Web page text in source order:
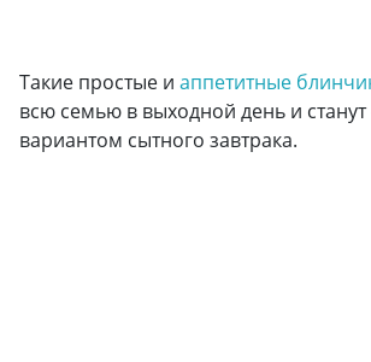
Такие простые и аппетитные
всю семью в выходной день и
вариантом сытного завтрака.